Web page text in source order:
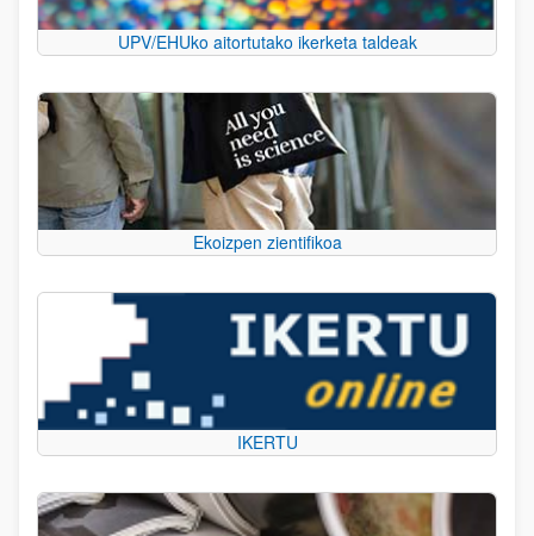
UPV/EHUko aitortutako ikerketa taldeak
Ekoizpen zientifikoa
IKERTU